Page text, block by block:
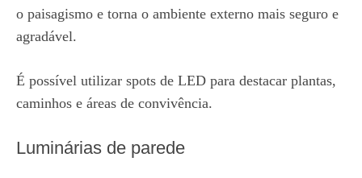
o paisagismo e torna o ambiente externo mais seguro e
agradável.
É possível utilizar spots de LED para destacar plantas,
caminhos e áreas de convivência.
Luminárias de parede